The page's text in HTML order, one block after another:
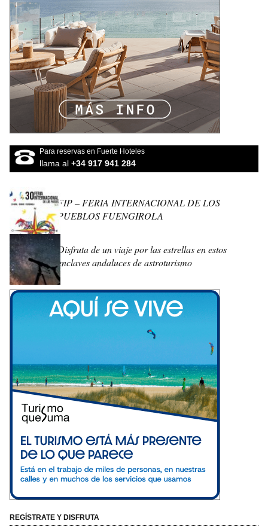
Para reservas en Fuerte Hoteles
llama al +34 917 941 284
FIP – FERIA INTERNACIONAL DE LOS
PUEBLOS FUENGIROLA
Disfruta de un viaje por las estrellas en estos
enclaves andaluces de astroturismo
REGÍSTRATE Y DISFRUTA